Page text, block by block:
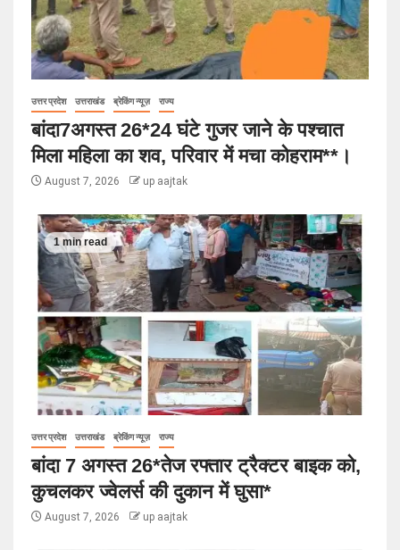
उत्तर प्रदेश उत्तराखंड ब्रेकिंग न्यूज़ राज्य
बांदा7अगस्त 26*24 घंटे गुजर जाने के पश्चात
मिला महिला का शव, परिवार में मचा कोहराम**।
August 7, 2026 up aajtak
1 min read
उत्तर प्रदेश उत्तराखंड ब्रेकिंग न्यूज़ राज्य
बांदा 7 अगस्त 26*तेज रफ्तार ट्रैक्टर बाइक को,
कुचलकर ज्वेलर्स की दुकान में घुसा*
August 7, 2026 up aajtak